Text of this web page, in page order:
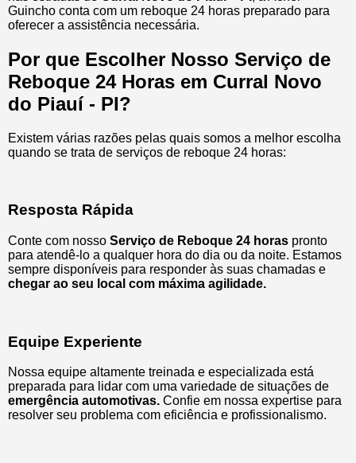
Guincho conta com um reboque 24 horas preparado para
oferecer a assistência necessária.
Por que Escolher Nosso Serviço de
Reboque 24 Horas em Curral Novo
do Piauí - PI?
Existem várias razões pelas quais somos a melhor escolha
quando se trata de serviços de reboque 24 horas:
Resposta Rápida
Conte com nosso Serviço de Reboque 24 horas pronto
para atendê-lo a qualquer hora do dia ou da noite. Estamos
sempre disponíveis para responder às suas chamadas e
chegar ao seu local com máxima agilidade.
Equipe Experiente
Nossa equipe altamente treinada e especializada está
preparada para lidar com uma variedade de situações de
emergência automotivas. Confie em nossa expertise para
resolver seu problema com eficiência e profissionalismo.